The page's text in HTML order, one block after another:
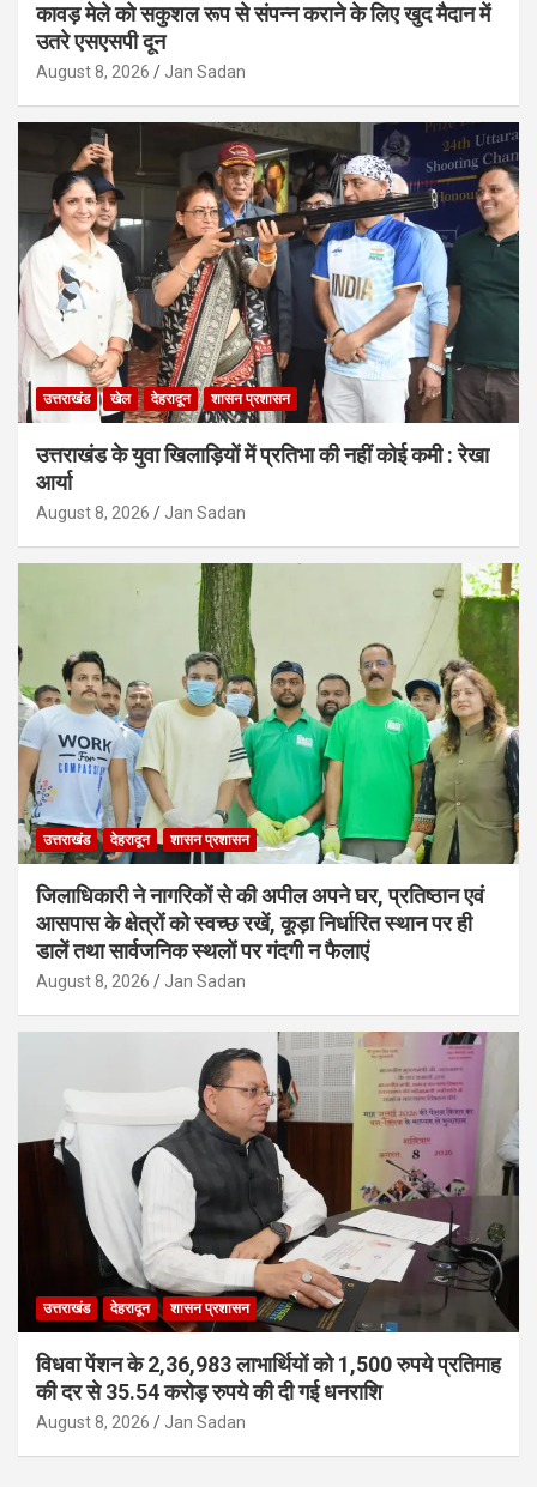
कावड़ मेले को सकुशल रूप से संपन्न कराने के लिए खुद मैदान में
उतरे एसएसपी दून
August 8, 2026 Jan Sadan
उत्तराखंड खेल देहरादून शासन प्रशासन
उत्तराखंड के युवा खिलाड़ियों में प्रतिभा की नहीं कोई कमी : रेखा
आर्या
August 8, 2026 Jan Sadan
उत्तराखंड देहरादून शासन प्रशासन
जिलाधिकारी ने नागरिकों से की अपील अपने घर, प्रतिष्ठान एवं
आसपास के क्षेत्रों को स्वच्छ रखें, कूड़ा निर्धारित स्थान पर ही
डालें तथा सार्वजनिक स्थलों पर गंदगी न फैलाएं
August 8, 2026 Jan Sadan
उत्तराखंड देहरादून शासन प्रशासन
विधवा पेंशन के 2,36,983 लाभार्थियों को 1,500 रुपये प्रतिमाह
की दर से 35.54 करोड़ रुपये की दी गई धनराशि
August 8, 2026 Jan Sadan